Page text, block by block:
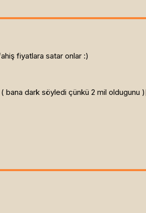
fiyatlara satar onlar :)
( bana dark söyledi çünkü 2 mil oldugunu